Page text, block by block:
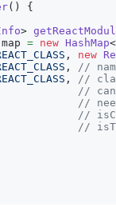
( )
{
>
map = new HashMap<
, new
,
//
,
//
//
//
//
//